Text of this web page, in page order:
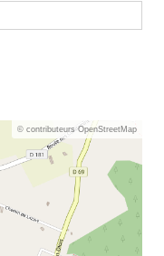
© contributeurs OpenStreetMap